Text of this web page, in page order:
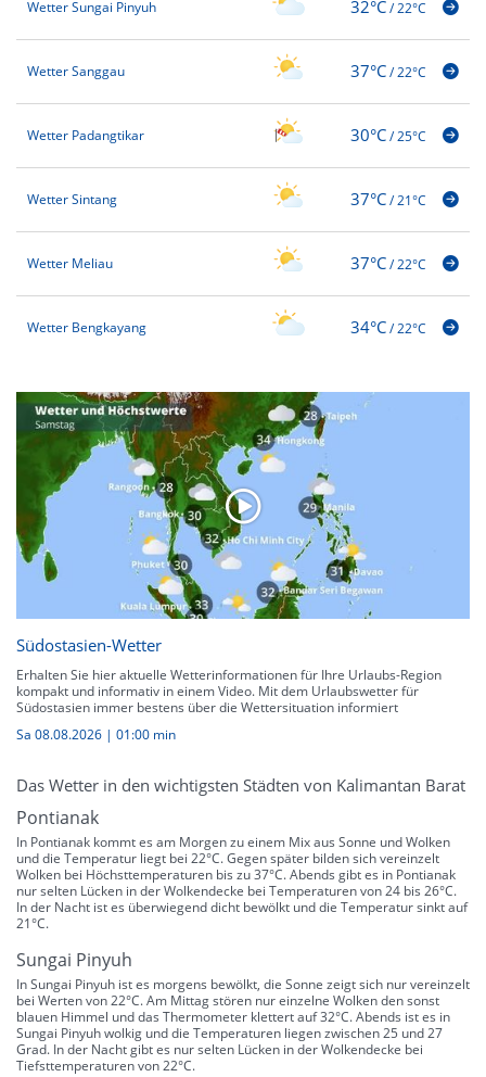
Wetter Sungai Pinyuh 32°C/22°C
Wetter Sanggau 37°C/22°C
Wetter Padangtikar 30°C/25°C
Wetter Sintang 37°C/21°C
Wetter Meliau 37°C/22°C
Wetter Bengkayang 34°C/22°C
Südostasien-Wetter
Erhalten Sie hier aktuelle Wetterinformationen für Ihre Urlaubs-Region
kompakt und informativ in einem Video. Mit dem Urlaubswetter für
Südostasien immer bestens über die Wettersituation informiert
Sa 08.08.2026 | 01:00 min
Das Wetter in den wichtigsten Städten von Kalimantan Barat
Pontianak
In Pontianak kommt es am Morgen zu einem Mix aus Sonne und Wolken
und die Temperatur liegt bei 22°C. Gegen später bilden sich vereinzelt
Wolken bei Höchsttemperaturen bis zu 37°C. Abends gibt es in Pontianak
nur selten Lücken in der Wolkendecke bei Temperaturen von 24 bis 26°C.
In der Nacht ist es überwiegend dicht bewölkt und die Temperatur sinkt auf
21°C.
Sungai Pinyuh
In Sungai Pinyuh ist es morgens bewölkt, die Sonne zeigt sich nur vereinzelt
bei Werten von 22°C. Am Mittag stören nur einzelne Wolken den sonst
blauen Himmel und das Thermometer klettert auf 32°C. Abends ist es in
Sungai Pinyuh wolkig und die Temperaturen liegen zwischen 25 und 27
Grad. In der Nacht gibt es nur selten Lücken in der Wolkendecke bei
Tiefsttemperaturen von 22°C.